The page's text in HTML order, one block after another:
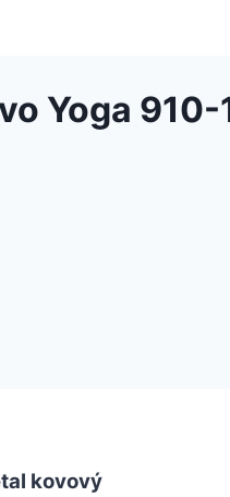
Yoga
kovový